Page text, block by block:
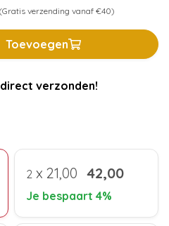
(Gratis verzending vanaf €40)
Toevoegen
verzonden!
2 x 21,00 42,00
Je bespaart 4%